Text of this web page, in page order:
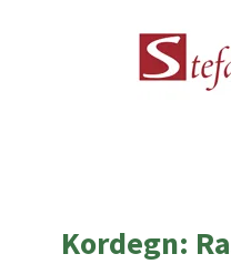
Kordegn: